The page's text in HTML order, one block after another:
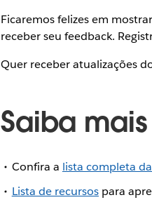
Ficaremos felizes em
receber seu feedback.
Quer receber atualizações
Saiba
Confira a lista completa
Lista de recursos para